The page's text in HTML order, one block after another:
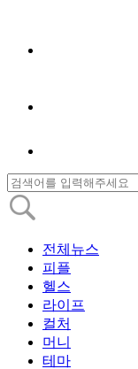
전체뉴스
피플
헬스
라이프
컬처
머니
테마